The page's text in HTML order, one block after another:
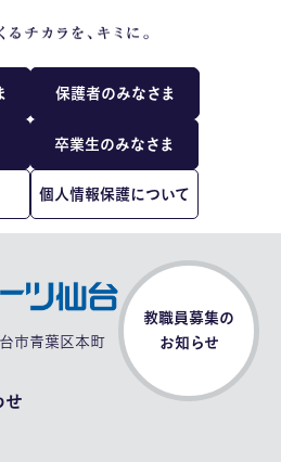
保護者のみなさま
卒業生のみなさま
個人情報保護について
市青葉区本町
せ
教職員募集の
お知らせ